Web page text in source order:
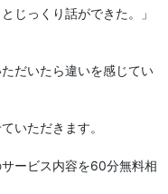
じっくり話ができた。」
だいたら違いを感じてい
いただきます。
ービス内容を60分無料相